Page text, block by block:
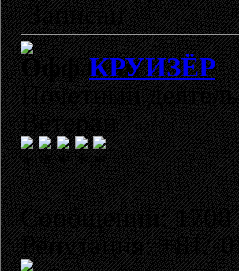
Записан
КРУИЗЁР
Почетный деятель
Ветеран
Сообщений: 1708
Репутация: +81/-0